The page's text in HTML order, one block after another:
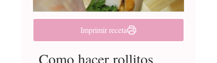
Imprimir receta
Como hacer rollitos